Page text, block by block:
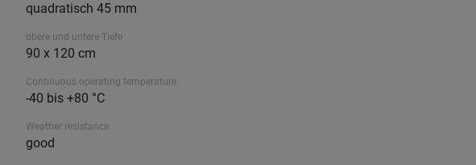
quadratisch 45 mm
obere und untere Tiefe
90 x 120 cm
Continuous operating temperature
-40 bis +80 °C
Weather resistance
good